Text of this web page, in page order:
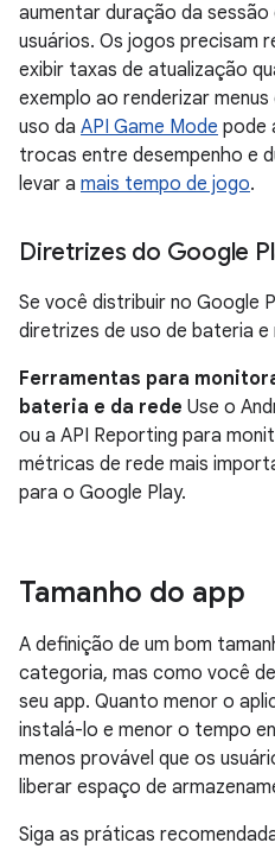
aumentar duração da
usuários. Os jogos precisam
exibir taxas de atualização
exemplo ao renderizar
uso da API Game Mode pode
trocas entre desempenho e
levar a mais tempo de jogo.
Diretrizes do Google
Se você distribuir no Google
diretrizes de uso de bateria e
Ferramentas para
bateria e da rede Use o
ou a API Reporting para
métricas de rede mais
para o Google Play.
Tamanho do app
A definição de um bom
categoria, mas como você
seu app. Quanto menor o
instalá-lo e menor o tempo
menos provável que os
liberar espaço de
Siga as práticas